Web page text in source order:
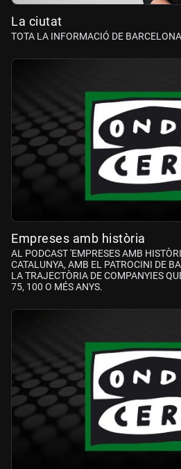
La ciutat
TOTA LA INFORMACIÓ DE BARCELONA
Empreses amb història
AL PODCAST 'EMPRESES AMB
CATALUNYA, AMB EL PATROCINI DE
LA TRAJECTÒRIA DE COMPANYIES
75, 100 O MÉS ANYS.